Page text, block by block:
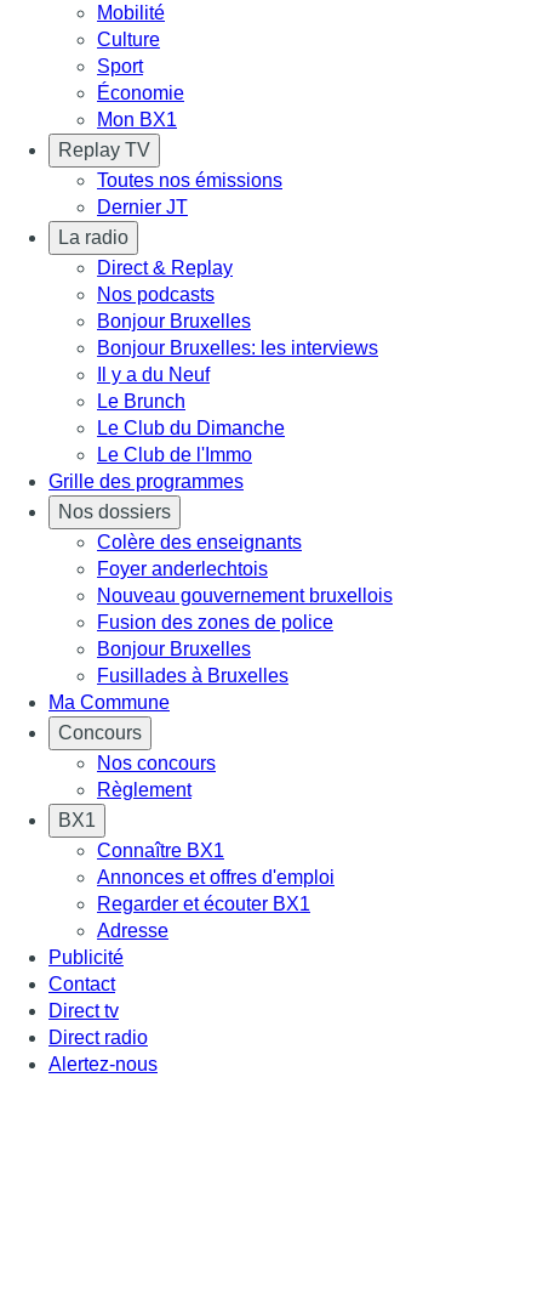
Mobilité
Culture
Sport
Économie
Mon BX1
Replay TV
Toutes nos émissions
Dernier JT
La radio
Direct & Replay
Nos podcasts
Bonjour Bruxelles
Bonjour Bruxelles: les interviews
Il y a du Neuf
Le Brunch
Le Club du Dimanche
Le Club de l'Immo
Grille des programmes
Nos dossiers
Colère des enseignants
Foyer anderlechtois
Nouveau gouvernement bruxellois
Fusion des zones de police
Bonjour Bruxelles
Fusillades à Bruxelles
Ma Commune
Concours
Nos concours
Règlement
BX1
Connaître BX1
Annonces et offres d'emploi
Regarder et écouter BX1
Adresse
Publicité
Contact
Direct tv
Direct radio
Alertez-nous